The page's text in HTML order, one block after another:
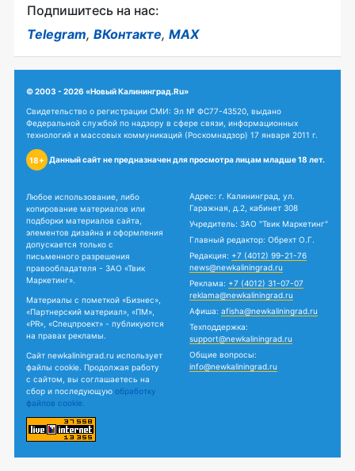
Подпишитесь на нас:
Telegram, ВКонтакте, MAX
© 2003 - 2026 «Новый Калининград.Ru»
Свидетельство о регистрации СМИ: Эл № ФС77-43520, выдано
Федеральной службой по надзору в сфере связи, информационных
технологий и массовых коммуникаций (Роскомнадзор) 17 января 2011 г.
18+ Данный сайт не предназначен для просмотра лицам младше 18 лет.
Любое использование, либо
копирование материалов или
подборки материалов сайта,
элементов дизайна и оформления
допускается только с
письменного разрешения
правообладателя - ЗАО «Твик
Маркетинг».
Материалы с пометкой «Бизнес»,
«Партнерский материал», «ПМ»,
«PR», «Спецпроект» - публикуются
на правах рекламы.
Сайт newkaliningrad.ru использует
файлы cookie. Продолжая работу
с сайтом, вы соглашаетесь на
сбор и последующую обработку
файлов cookie.
Адрес: г. Калининград, ул.
Гаражная, д.2, кабинет 308
Учредитель: ЗАО "Твик Маркетинг"
Главный редактор: Обрехт О.Г.
Редакция: +7 (4012) 99-21-76
news@newkaliningrad.ru
Реклама: +7 (4012) 31-07-07
reklama@newkaliningrad.ru
Афиша: afisha@newkaliningrad.ru
Техподдержка:
support@newkaliningrad.ru
Общие вопросы:
info@newkaliningrad.ru